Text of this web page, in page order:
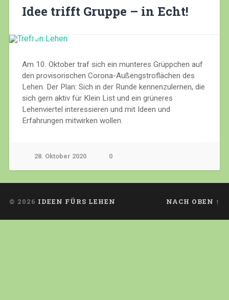
Idee trifft Gruppe – in Echt!
Am 10. Oktober traf sich ein munteres Grüppchen auf
den provisorischen Corona-Außengstroflächen des
Lehen. Der Plan: Sich in der Runde kennenzulernen, die
sich gern aktiv für Klein List und ein grüneres
Lehenviertel interessieren und mit Ideen und
Erfahrungen mitwirken wollen.
28. Oktober 2020 0
© 2026 IDEEN FÜRS LEHEN NACH OBEN ↑